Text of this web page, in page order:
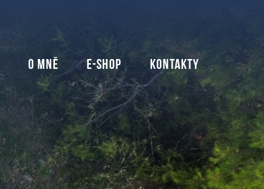
O mně E-shop Kontakty